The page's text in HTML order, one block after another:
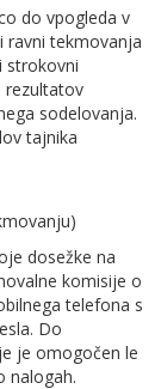
do vpogleda v
ravni tekmovanja
strokovni
rezultatov
sodelovanja.
tajnika
dosežke na
komisije o
telefona s
Do
je omogočen le
nalogah.